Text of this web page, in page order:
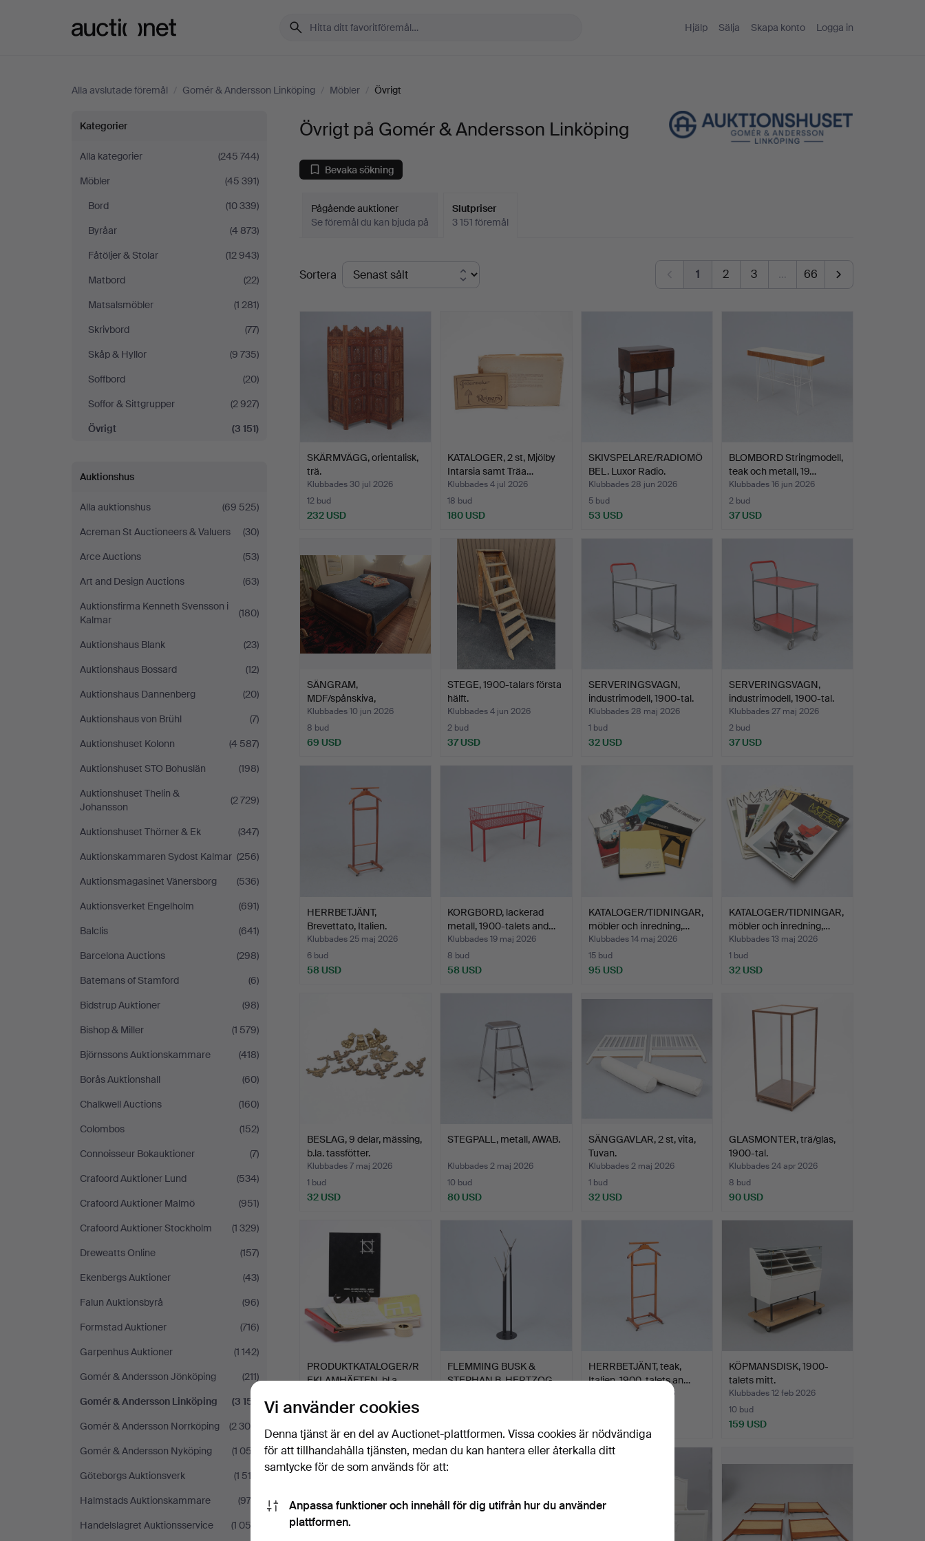
Hjälp Sälja Skapa konto Logga in
Alla avslutade föremål / Gomér & Andersson Linköping / Möbler / Övrigt
Övrigt
på
Gomér
Andersson
Linköping
Kategorier
Alla kategorier
(245 744)
Möbler
(45 391)
Bord
(10 339)
Byråar
(4 873)
Fåtöljer & Stolar
(12 943)
Matbord
(22)
Matsalsmöbler
(1 281)
Skrivbord
(77)
Skåp & Hyllor
(9 735)
Soffbord
(20)
Soffor & Sittgrupper
(2 927)
Övrigt
(3 151)
Auktionshus
Alla auktionshus
(69 525)
Acreman St Auctioneers & Valuers
(30)
Arce Auctions
(53)
Art and Design Auctions
(63)
Auktionsfirma Kenneth Svensson i
Kalmar
(180)
Auktionshaus Blank
(23)
Auktionshaus Bossard
(12)
Auktionshaus Dannenberg
(20)
Auktionshaus von Brühl
(7)
Auktionshuset Kolonn
(4 587)
Auktionshuset STO Bohuslän
(198)
Auktionshuset Thelin &
Johansson
(2 729)
Auktionshuset Thörner & Ek
(347)
Auktionskammaren Sydost Kalmar (256)
Auktionsmagasinet Vänersborg
(536)
Auktionsverket Engelholm
(691)
Balclis
(641)
Barcelona Auctions
(298)
Batemans of Stamford
(6)
Bidstrup Auktioner
(98)
Bishop & Miller
(1 579)
Björnssons Auktionskammare
(418)
Borås Auktionshall
(60)
Chalkwell Auctions
(160)
Colombos
(152)
Connoisseur Bokauktioner
(7)
Crafoord Auktioner Lund
(534)
Crafoord Auktioner Malmö
(951)
Crafoord Auktioner Stockholm
(1 329)
Dreweatts Online
(157)
Ekenbergs Auktioner
(43)
Falun Auktionsbyrå
(96)
Formstad Auktioner
(716)
Garpenhus Auktioner
(1 142)
Gomér & Andersson Jönköping
(211)
Gomér & Andersson Linköping
(3 151)
Gomér & Andersson Norrköping
(2 308)
Gomér & Andersson Nyköping
(1 057)
Göteborgs Auktionsverk
(1 512)
Halmstads Auktionskammare
(972)
Handelslagret Auktionsservice
(1 052)
Övrigt på Gomér & Andersson Linköping
Bevaka sökning
Pågående auktioner
Se föremål du kan bjuda på
Slutpriser
3 151 föremål
Slutpriser
Sortera 1 2 3 … 66
SKÄRMVÄGG, orientalisk,
trä.
Klubbades 30 jul 2026
12 bud
232 USD
KATALOGER, 2 st, Mjölby
Intarsia samt Träa…
Klubbades 4 jul 2026
18 bud
180 USD
SKIVSPELARE/RADIOMÖ
BEL. Luxor Radio.
Klubbades 28 jun 2026
5 bud
53 USD
BLOMBORD Stringmodell,
teak och metall, 19…
Klubbades 16 jun 2026
2 bud
37 USD
SÄNGRAM,
MDF/spånskiva,
mahognybets, 19/20…
Klubbades 10 jun 2026
8 bud
69 USD
STEGE, 1900-talars första
hälft.
Klubbades 4 jun 2026
2 bud
37 USD
SERVERINGSVAGN,
industrimodell, 1900-tal.
Klubbades 28 maj 2026
1 bud
32 USD
SERVERINGSVAGN,
industrimodell, 1900-tal.
Klubbades 27 maj 2026
2 bud
37 USD
HERRBETJÄNT,
Brevettato, Italien.
Klubbades 25 maj 2026
6 bud
58 USD
KORGBORD, lackerad
metall, 1900-talets and…
Klubbades 19 maj 2026
8 bud
58 USD
KATALOGER/TIDNINGAR,
möbler och inredning,…
Klubbades 14 maj 2026
15 bud
95 USD
KATALOGER/TIDNINGAR,
möbler och inredning,…
Klubbades 13 maj 2026
1 bud
32 USD
BESLAG, 9 delar, mässing,
b.la. tassfötter.
Klubbades 7 maj 2026
1 bud
32 USD
STEGPALL, metall, AWAB.
Klubbades 2 maj 2026
10 bud
80 USD
SÄNGGAVLAR, 2 st, vita,
Tuvan.
Klubbades 2 maj 2026
1 bud
32 USD
GLASMONTER, trä/glas,
1900-tal.
Klubbades 24 apr 2026
8 bud
90 USD
PRODUKTKATALOGER/R
EKLAMHÄFTEN, bl.a.
1 bud
FLEMMING BUSK &
STEPHAN B. HERTZOG.
HERRBETJÄNT, teak,
Italien, 1900-talets an…
Klubbades 19 feb 2026
KÖPMANSDISK, 1900-
talets mitt.
Klubbades 12 feb 2026
10 bud
159 USD
Vi använder cookies
Denna tjänst är en del av Auctionet-plattformen. Vissa cookies är nödvändiga
för att tillhandahålla tjänsten, medan du kan hantera eller återkalla ditt
samtycke för de som används för att:
Anpassa funktioner och innehåll för dig utifrån hur du använder
plattformen.